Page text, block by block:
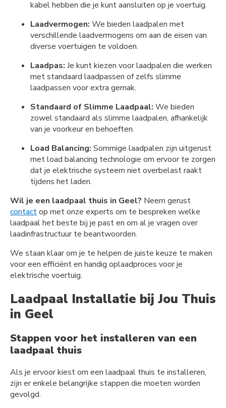
kabel hebben die je kunt aansluiten op je voertuig.
Laadvermogen: We bieden laadpalen met
verschillende laadvermogens om aan de eisen van
diverse voertuigen te voldoen.
Laadpas: Je kunt kiezen voor laadpalen die werken
met standaard laadpassen of zelfs slimme
laadpassen voor extra gemak.
Standaard of Slimme Laadpaal: We bieden
zowel standaard als slimme laadpalen, afhankelijk
van je voorkeur en behoeften.
Load Balancing: Sommige laadpalen zijn uitgerust
met load balancing technologie om ervoor te zorgen
dat je elektrische systeem niet overbelast raakt
tijdens het laden.
Wil je een laadpaal thuis in Geel? Neem gerust
contactop met onze experts om te bespreken welke
laadpaal het beste bij je past en om al je vragen over
laadinfrastructuur te beantwoorden.
We staan klaar om je te helpen de juiste keuze te maken
voor een efficiënt en handig oplaadproces voor je
elektrische voertuig.
Laadpaal Installatie bij Jou Thuis
in Geel
Stappen voor het installeren van een
laadpaal thuis
Als je ervoor kiest om een laadpaal thuis te installeren,
zijn er enkele belangrijke stappen die moeten worden
gevolgd.